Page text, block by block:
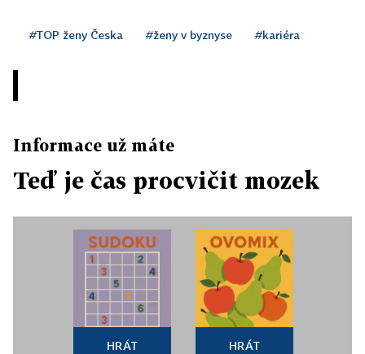
#TOP ženy Česka #ženy v byznyse #kariéra
Informace už máte
Teď je čas procvičit mozek
HRÁT HRÁT